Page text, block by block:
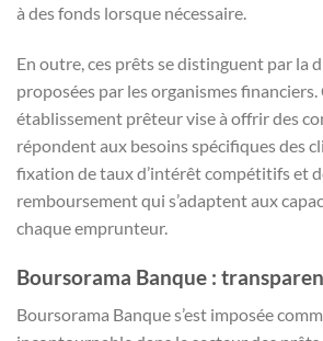
à des fonds lorsque nécessaire.
En outre, ces prêts se distinguent par la
proposées par les organismes
établissement prêteur vise à offrir des
répondent aux besoins spécifiques des
fixation de taux d’intérêt compétitifs et
remboursement qui s’adaptent aux
chaque emprunteur.
Boursorama Banque :
Boursorama Banque s’est imposée